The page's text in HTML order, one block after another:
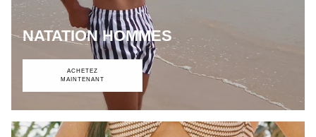
NATATION HOMMES
ACHETEZ
MAINTENANT